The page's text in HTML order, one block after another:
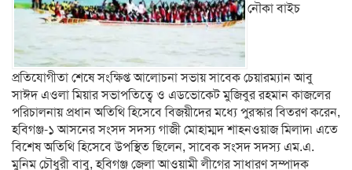
নৌকা বাইচ
প্রতিযোগীতা শেষে সংক্ষিপ্ত আলোচনা সভায় সাবেক চেয়ারম্যান আবু
সাঈদ এওলা মিয়ার সভাপতিত্বে ও এডভোকেট মুজিবুর রহমান কাজলের
পরিচালনায় প্রধান অতিথি হিসেবে বিজয়ীদের মধ্যে পুরস্কার বিতরণ করেন,
হবিগঞ্জ-১ আসনের সংসদ সদস্য গাজী মোহাম্মদ শাহনওয়াজ মিলাদ৷ এতে
বিশেষ অতিথি হিসেবে উপস্থিত ছিলেন, সাবেক সংসদ সদস্য এম.এ.
মুনিম চৌধুরী বাবু, হবিগঞ্জ জেলা আওয়ামী লীগের সাধারণ সম্পাদক